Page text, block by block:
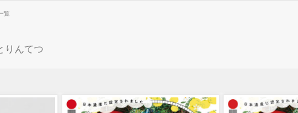
覧
りんてつ